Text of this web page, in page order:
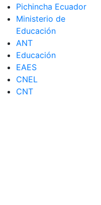
Telefonos
Pichincha Ecuador
Ministerio de
Educación
ANT
Educación
EAES
CNEL
CNT